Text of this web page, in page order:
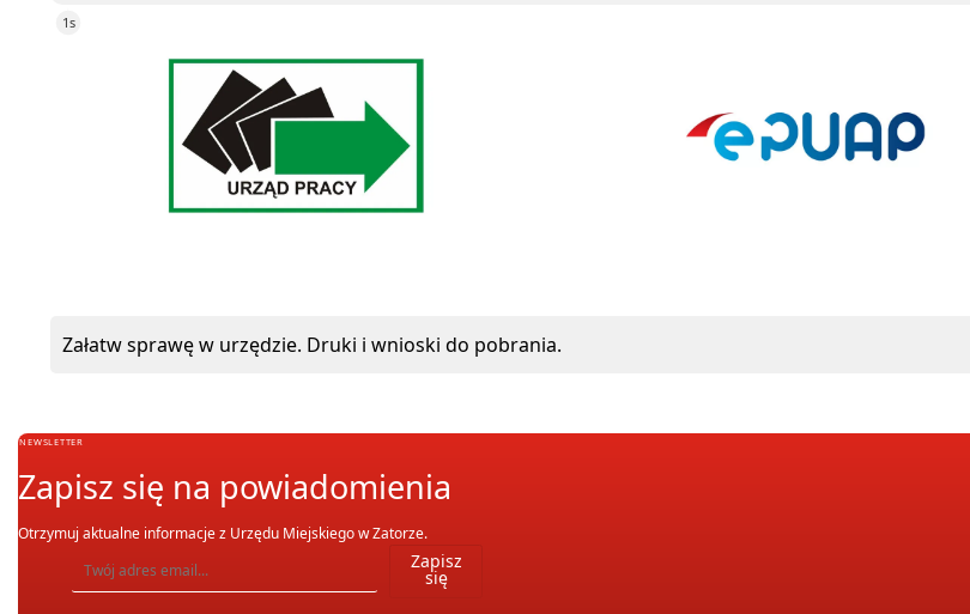
5s
Załatw sprawę w urzędzie. Druki i wnioski do pobrania.
NEWSLETTER
Zapisz się na powiadomienia
Otrzymuj aktualne informacje z Urzędu Miejskiego w Zatorze.
Wpisz adres email, na który chcesz otrzymywać powiadomienia. Możesz również się wypisać z naszego newslettera wpisując email, na który otrzymujesz wiadomości.
Zapisz
się